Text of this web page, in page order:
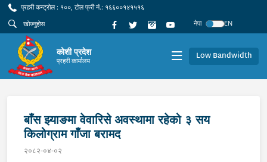
प्रहरी कन्ट्रोल : १००, टोल फ्री नं.: १६६००१४१५१६
नेपा
EN
कोशी प्रदेश
प्रहरी कार्यालय Low Bandwidth
बाँस झ्याङमा वेवारिसे अवस्थामा रहेको ३ सय
किलोग्राम गाँजा बरामद
२०८२-०४-०२